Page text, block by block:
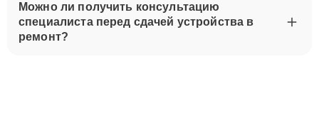
Можно ли получить консультацию
специалиста перед сдачей устройства в
ремонт?